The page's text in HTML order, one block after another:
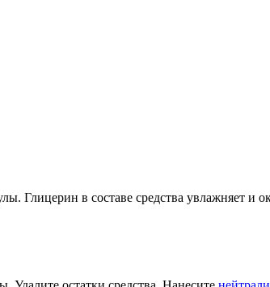
Глицерин в составе средства увлажняет и